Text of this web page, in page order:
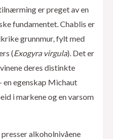
er preget av en
fundamentet. Chablis er
grunnmur, fylt med
(Exogyra virgula). Det er
deres distinkte
egenskap Michaut
i markene og en varsom
alkoholnivåene